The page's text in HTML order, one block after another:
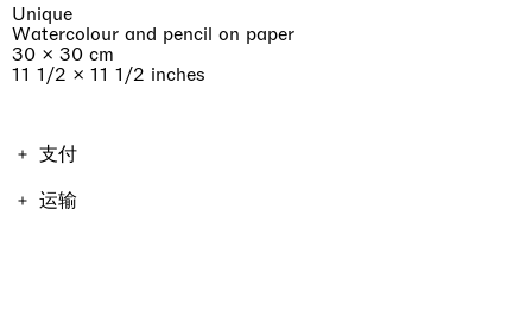
Unique
Watercolour and pencil on paper
30 × 30 cm
11 1/2 × 11 1/2 inches
支付
作品价格包含增值税。运费与税费因购买作品的地点和形式
而不同，因此将在结账时计算。不包含进口税。如果总额超
运输